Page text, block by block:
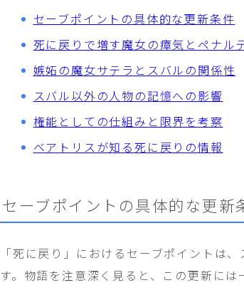
セーブポイントの具体的な更新条件
死に戻りで増す魔女の瘴気とペナル
嫉妬の魔女サテラとスバルの関係性
スバル以外の人物の記憶への影響
権能としての仕組みと限界を考察
ベアトリスが知る死に戻りの情報
セーブポイントの具体的な更新
「死に戻り」におけるセーブポイントは
す。物語を注意深く見ると、この更新に